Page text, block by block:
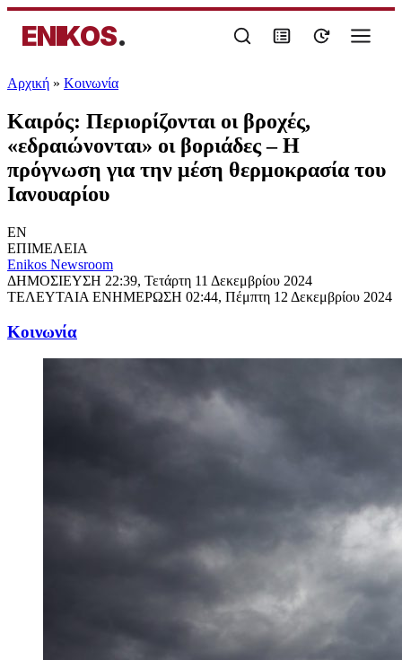
ENIKOS.
Αρχική » Κοινωνία
Καιρός: Περιορίζονται οι βροχές,
«εδραιώνονται» οι βοριάδες – Η
πρόγνωση για την μέση θερμοκρασία του
Ιανουαρίου
EN
ΕΠΙΜΕΛΕΙΑ
Enikos Newsroom
ΔΗΜΟΣΙΕΥΣΗ 22:39, Τετάρτη 11 Δεκεμβρίου 2024
ΤΕΛΕΥΤΑΙΑ ΕΝΗΜΕΡΩΣΗ 02:44, Πέμπτη 12 Δεκεμβρίου 2024
Κοινωνία